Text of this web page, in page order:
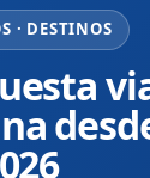
· DESTINOS